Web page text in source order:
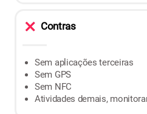
Contras
Sem aplicações terceiras
Sem GPS
Sem NFC
Atividades demais,